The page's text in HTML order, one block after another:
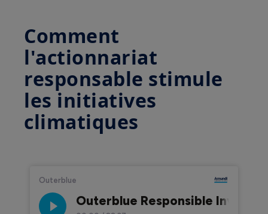
Comment
l'actionnariat
responsable stimule
les initiatives
climatiques